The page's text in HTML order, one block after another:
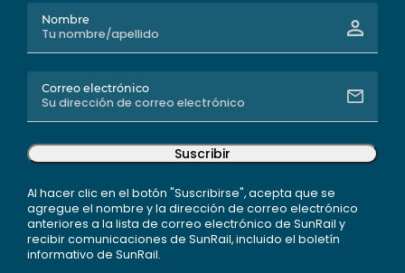
Nombre
Correo electrónico
Suscribir
Al hacer clic en el botón "Suscribirse", acepta que se
agregue el nombre y la dirección de correo electrónico
anteriores a la lista de correo electrónico de SunRail y
recibir comunicaciones de SunRail, incluido el boletín
informativo de SunRail.